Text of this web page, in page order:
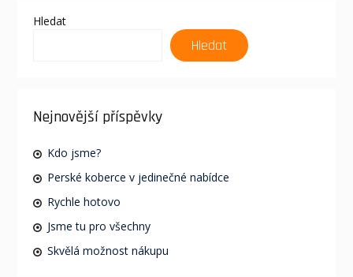
Hledat
Hledat
Nejnovější příspěvky
Kdo jsme?
Perské koberce v jedinečné nabídce
Rychle hotovo
Jsme tu pro všechny
Skvělá možnost nákupu